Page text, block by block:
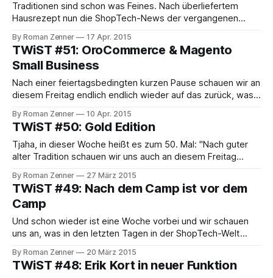
Traditionen sind schon was Feines. Nach überliefertem
Hausrezept nun die ShopTech-News der vergangenen
Entwicklungsprozess für die mobilen Anwendungen des
bekannten Modeversenders, angefangen vom Dependency
Management mit CocoaPods, über das git-flow-Branching-
Modell hin zu Continuous Delivery via Jenkins. In
By Roman Zenner 17 Apr. 2015
TWiST #51: OroCommerce & Magento
Small Business
Nach einer feiertagsbedingten kurzen Pause schauen wir an
diesem Freitag endlich endlich wieder auf das zurück, was
Zwei größere Meldungen sind hereingetrudelt. Zum einen
hat OroCRM, ein Open-Source-CRM-System des Magento-
Mitbegründers Yoav Kutner, vor kurzem angekündigt, mit
OroCommerce
By Roman Zenner 10 Apr. 2015
TWiST #50: Gold Edition
Tjaha, in dieser Woche heißt es zum 50. Mal: "Nach guter
alter Tradition schauen wir uns auch an diesem Freitag
Shoptech-Welt passiert ist." Wären der Autor und das Blog
ein Paar, würden wir also Goldhochzeit feiern.
By Roman Zenner 27 März 2015
TWiST #49: Nach dem Camp ist vor dem
Camp
Und schon wieder ist eine Woche vorbei und wir schauen
uns an, was in den letzten Tagen in der ShopTech-Welt
Camp trudeln immer noch Eindrücke, Recaps, Fragen,
Tweets ein, die noch verarbeitet werden wollen und
By Roman Zenner 20 März 2015
TWiST #48: Erik Kort in neuer Funktion